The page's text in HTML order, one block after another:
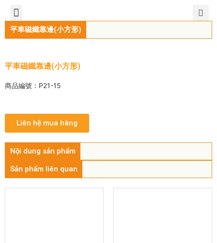
平車磁鐵靠邊(小方形)
平車磁鐵靠邊(小方形)
商品編號：P21-15
Liên hệ mua hàng
Nội dung sản phẩm
Sản phẩm liên quan